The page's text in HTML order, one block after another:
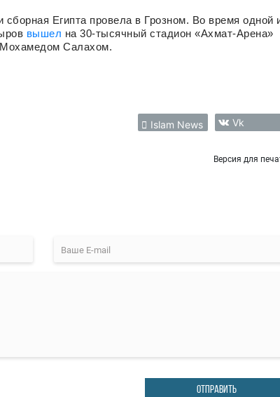
Египта провела в Грозном. Во время одной
вышел на 30-тысячный стадион «Ахмат-Арена»
Мохамедом Салахом.
Islam News Vk
Версия для
ОТПРАВИТЬ